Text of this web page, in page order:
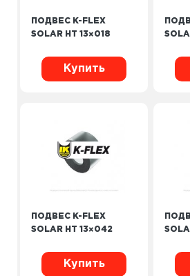
ПОДВЕС K-FLEX
SOLAR HT 13×018
Купить
ПОДВЕС K-FLEX
SOLAR HT 13×042
Купить